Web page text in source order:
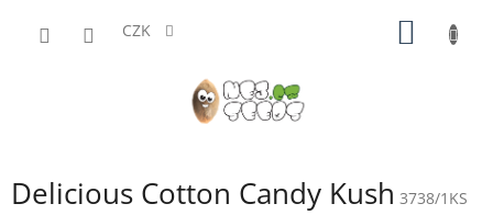
CZK
Delicious Cotton Candy Kush 3738/1KS